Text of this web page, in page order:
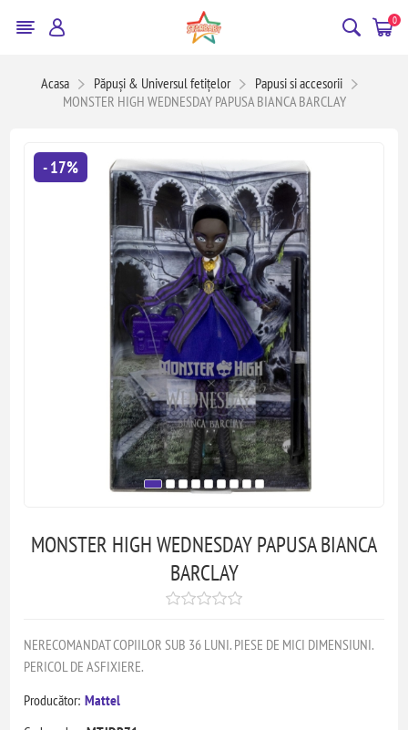
0
Acasa Păpuși & Universul fetițelor
Papusi si accesorii
MONSTER HIGH WEDNESDAY PAPUSA BIANCA BARCLAY
- 17%
MONSTER HIGH WEDNESDAY PAPUSA BIANCA
BARCLAY
NERECOMANDAT COPIILOR SUB 36 LUNI. PIESE DE MICI DIMENSIUNI.
PERICOL DE ASFIXIERE.
Producător: Mattel